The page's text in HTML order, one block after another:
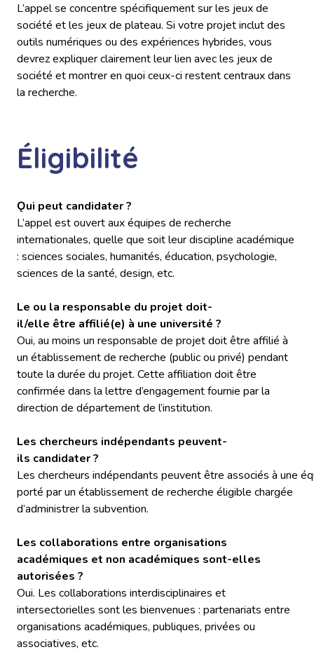
L’appel se concentre spécifiquement sur les jeux de
société et les jeux de plateau. Si votre projet inclut des
outils numériques ou des expériences hybrides, vous
devrez expliquer clairement leur lien avec les jeux de
société et montrer en quoi ceux-ci restent centraux dans
la recherche.
Éligibilité
Ǫui peut candidater ?
L’appel est ouvert aux équipes de recherche
internationales, quelle que soit leur discipline académique
: sciences sociales, humanités, éducation, psychologie,
sciences de la santé, design, etc.
Le ou la responsable du projet doit-
il/elle être affilié(e) à une université ?
Oui, au moins un responsable de projet doit être affilié à
un établissement de recherche (public ou privé) pendant
toute la durée du projet. Cette affiliation doit être
confirmée dans la lettre d’engagement fournie par la
direction de département de l’institution.
Les chercheurs indépendants peuvent-
ils candidater ?
Les chercheurs indépendants peuvent être associés à une
porté par un établissement de recherche éligible chargée
d’administrer la subvention.
Les collaborations entre organisations
académiques et non académiques sont-elles
autorisées ?
Oui. Les collaborations interdisciplinaires et
intersectorielles sont les bienvenues : partenariats entre
organisations académiques, publiques, privées ou
associatives, etc.